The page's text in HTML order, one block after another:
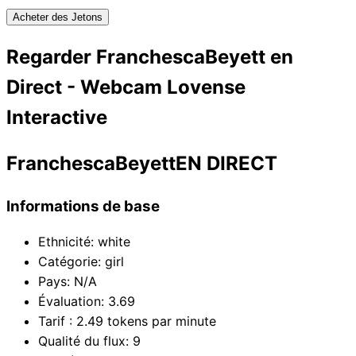
Acheter des Jetons
Regarder FranchescaBeyett en
Direct - Webcam Lovense
Interactive
FranchescaBeyettEN DIRECT
Informations de base
Ethnicité: white
Catégorie: girl
Pays: N/A
Évaluation: 3.69
Tarif : 2.49 tokens par minute
Qualité du flux: 9